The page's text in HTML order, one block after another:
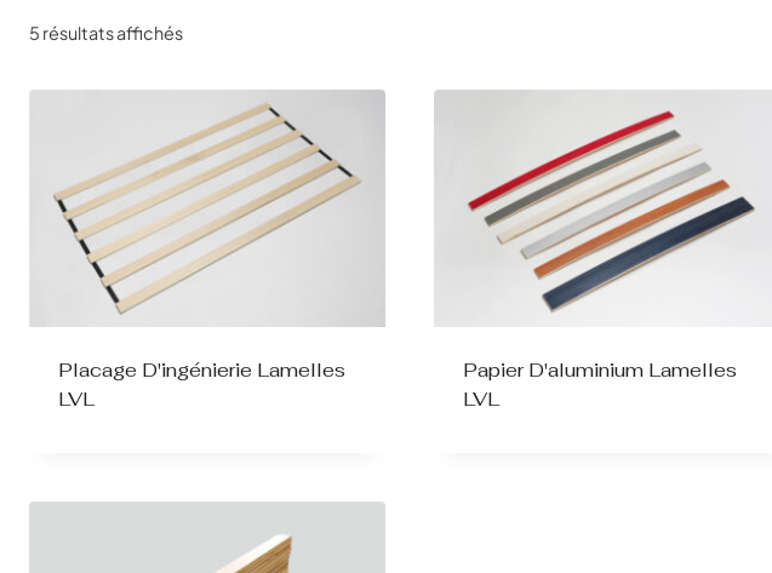
5 résultats affichés
Placage D'ingénierie Lamelles
LVL
Papier D'aluminium Lamelles
LVL